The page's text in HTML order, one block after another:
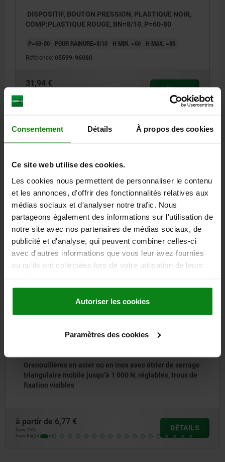
Consentement Détails À propos des cookies
Ce site web utilise des cookies.
Les cookies nous permettent de personnaliser le contenu
et les annonces, d'offrir des fonctionnalités relatives aux
médias sociaux et d'analyser notre trafic. Nous
partageons également des informations sur l'utilisation de
notre site avec nos partenaires de médias sociaux, de
publicité et d'analyse, qui peuvent combiner celles-ci
avec d'autres informations que vous leur avez fournies
ou qu'ils ont collectées lors de votre utilisation de leurs
Autoriser les cookies
Paramètres des cookies
DISPOSITIF, BOUTON PRESSION, PLASTIQUE NOIR,
COMP:PLASTIQUE ROUGE, BN=8/10, P=60-80
P=60-80 POUR RAINURE=8/10 H MIN. =60 H MAX. =80
Référence: 05599-96080
31,94 €
DÉTAILS
CAO
TÉLÉCHARGEMENTS
D'autres clients ont
également acheté
avec étrier de serrage
N, réglables, trous de
DÉTAILS
Loquets de verrouillage
à partir de 39,81 €
hors frais d’envoi